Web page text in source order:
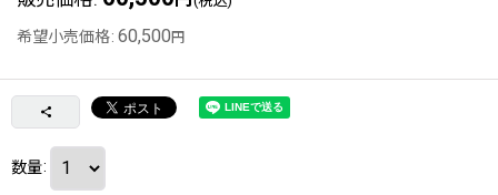
希望小売価格: 60,500円
数量: